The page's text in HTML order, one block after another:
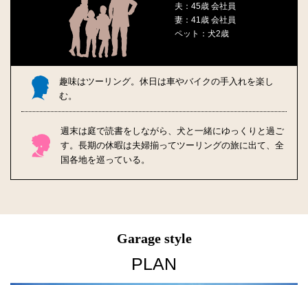
夫：45歳 会社員
妻：41歳 会社員
ペット：犬2歳
趣味はツーリング。 休日は車やバイクの手入れを楽し
む。
週末は庭で読書をしながら、犬と一緒にゆっくりと過ご
す。 長期の休暇は夫婦揃ってツーリングの旅に出て、全
国各地を巡っている。
Garage style
PLAN